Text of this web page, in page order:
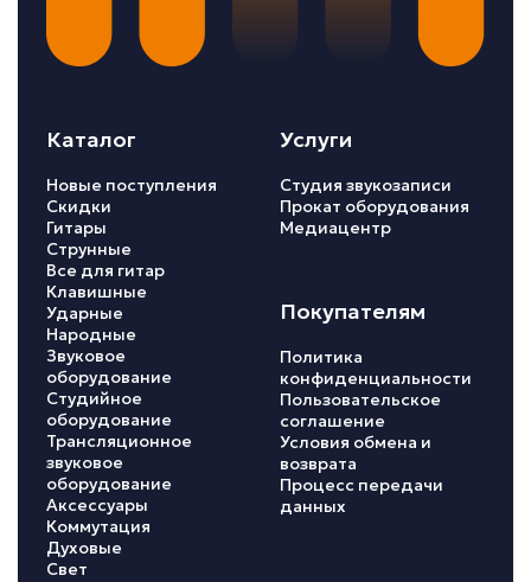
Каталог
Новые поступления
Скидки
Гитары
Струнные
Все для гитар
Клавишные
Ударные
Народные
Звуковое
оборудование
Студийное
оборудование
Трансляционное
звуковое
оборудование
Аксессуары
Коммутация
Духовые
Свет
Услуги
Студия звукозаписи
Прокат оборудования
Медиацентр
Покупателям
Политика
конфиденциальности
Пользовательское
соглашение
Условия обмена и
возврата
Процесс передачи
данных